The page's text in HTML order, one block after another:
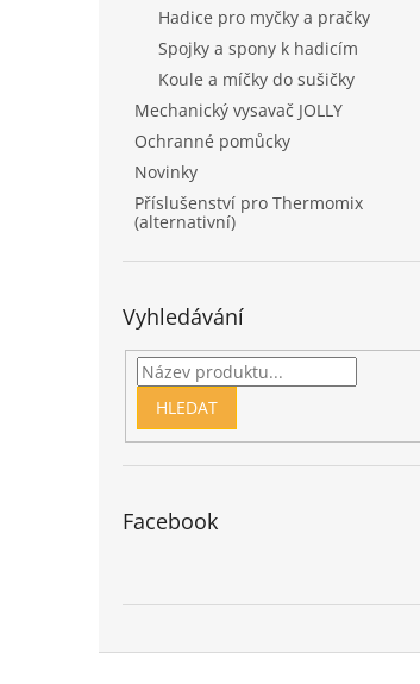
Hadice pro myčky a pračky
Spojky a spony k hadicím
Koule a míčky do sušičky
Mechanický vysavač JOLLY
Ochranné pomůcky
Novinky
Příslušenství pro Thermomix
(alternativní)
Vyhledávání
HLEDAT
Facebook